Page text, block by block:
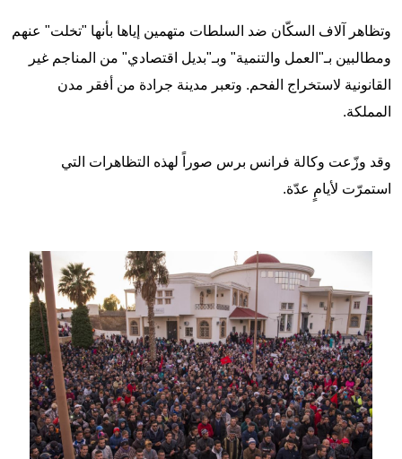
وتظاهر آلاف السكّان ضد السلطات متهمين إياها بأنها "تخلت" عنهم
ومطالبين بـ"العمل والتنمية" وبـ"بديل اقتصادي" من المناجم غير
القانونية لاستخراج الفحم. وتعبر مدينة جرادة من أفقر مدن
المملكة.
وقد وزّعت وكالة فرانس برس صوراً لهذه التظاهرات التي
استمرّت لأيامٍ عدّة.